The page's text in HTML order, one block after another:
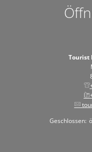
Tourist
Klicken, um
Geschlossen: